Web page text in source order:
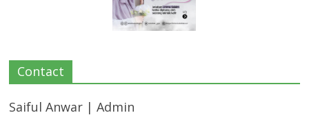
Contact
Saiful Anwar | Admin